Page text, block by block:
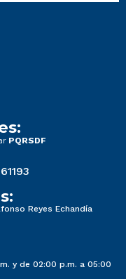
PQRSDF
61193
Reyes Echandía
y de 02:00 p.m. a 05:00